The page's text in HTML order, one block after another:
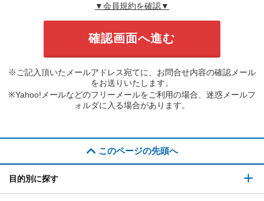
▼会員規約を確認▼
※ご記入頂いたメールアドレス宛てに、お問合せ内容の確認メール
をお送りいたします。
※Yahoo!メールなどのフリーメールをご利用の場合、迷惑メールフ
ォルダに入る場合があります。
このページの先頭へ
目的別に探す